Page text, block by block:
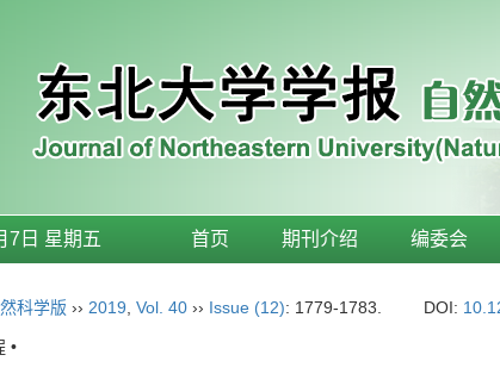
7日 星期五 首页 期刊介绍 编委会
科学版 ›› 2019 Vol. 40 ›› Issue (12): 1779-1783. DOI:
•